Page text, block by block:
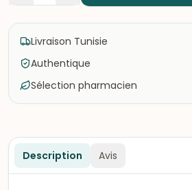
Livraison Tunisie
Authentique
Sélection pharmacien
Description Avis